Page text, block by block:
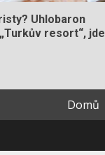
Uhlobaron
resort“, jde
Domů